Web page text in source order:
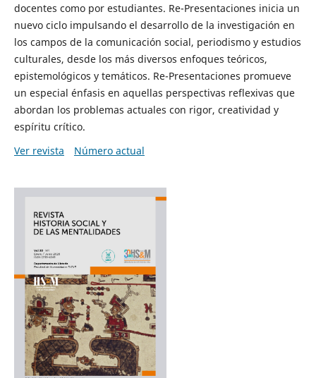
docentes como por estudiantes. Re-Presentaciones inicia un
nuevo ciclo impulsando el desarrollo de la investigación en
los campos de la comunicación social, periodismo y estudios
culturales, desde los más diversos enfoques teóricos,
epistemológicos y temáticos. Re-Presentaciones promueve
un especial énfasis en aquellas perspectivas reflexivas que
abordan los problemas actuales con rigor, creatividad y
espíritu crítico.
Ver revista
Número actual